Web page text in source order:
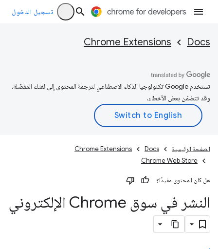
تسجيل الدخول
Docs
Chrome Extensions
تستخدم Google تكنولوجيا الذكاء الاصطناعي لترجمة المحتوى إلى لغتك المفضّلة،
وقد تتضمّن بعض الأخطاء.
الصفحة الرئيسية Docs
Chrome Extensions
Chrome Web Store
هل كان المحتوى مفيدًا؟
النشر في سوق Chrome الإلكتروني